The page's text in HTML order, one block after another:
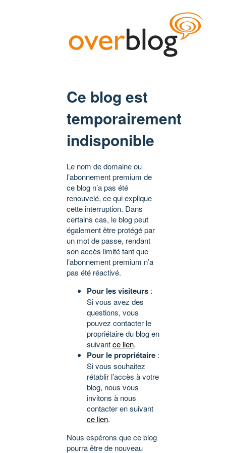
Ce blog est
temporairement
indisponible
Le nom de domaine ou
l’abonnement premium de
ce blog n’a pas été
renouvelé, ce qui explique
cette interruption. Dans
certains cas, le blog peut
également être protégé par
un mot de passe, rendant
son accès limité tant que
l’abonnement premium n’a
pas été réactivé.
Pour les visiteurs :
Si vous avez des
questions, vous
pouvez contacter le
propriétaire du blog en
suivantce lien.
Pour le propriétaire :
Si vous souhaitez
rétablir l’accès à votre
blog, nous vous
invitons à nous
contacter en suivant
ce lien.
Nous espérons que ce blog
pourra être de nouveau